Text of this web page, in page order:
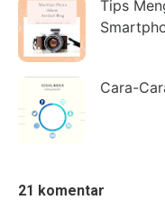
Tips
Cara-
21 komentar